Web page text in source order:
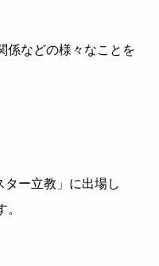
係などの様々なことを
ー立教」に出場し